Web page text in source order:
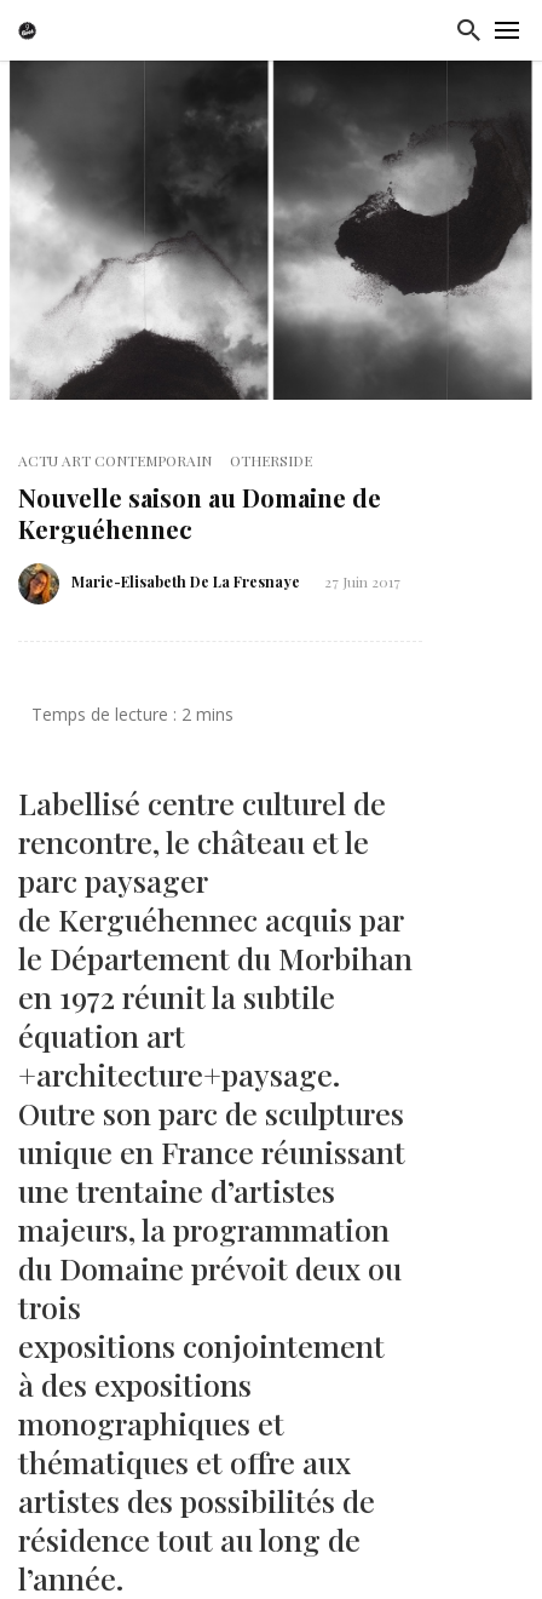
ACTU ART CONTEMPORAIN OTHERSIDE
Nouvelle saison au Domaine de
Kerguéhennec
Marie-Elisabeth De La Fresnaye 27 Juin 2017
Labellisé centre culturel de
rencontre, le château et le
parc paysager
de Kerguéhennec acquis par
le Département du Morbihan
en 1972 réunit la subtile
équation art
+architecture+paysage.
Outre son parc de sculptures
unique en France réunissant
une trentaine d’artistes
majeurs, la programmation
du Domaine prévoit deux ou
trois
expositions conjointement
à des expositions
monographiques et
thématiques et offre aux
artistes des possibilités de
résidence tout au long de
l’année.